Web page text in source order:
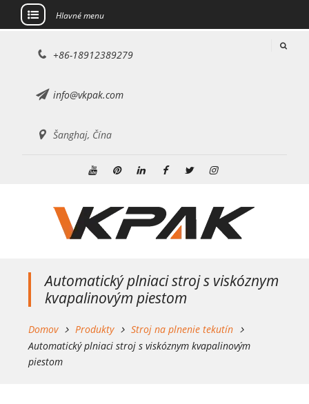
Hlavné menu
+86-18912389279
info@vkpak.com
Šanghaj, Čína
Automatický plniaci stroj s viskóznym
kvapalinovým piestom
Domov Produkty
Stroj na plnenie tekutín
Automatický plniaci stroj s viskóznym kvapalinovým
piestom